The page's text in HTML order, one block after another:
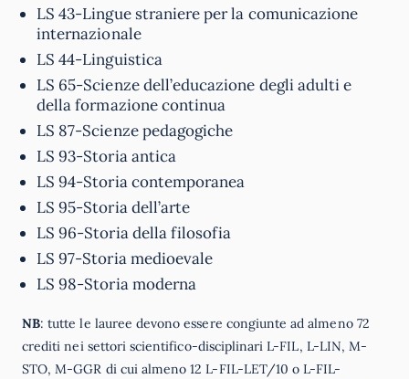
LS 43-Lingue straniere per la comunicazione
internazionale
LS 44-Linguistica
LS 65-Scienze dell’educazione degli adulti e
della formazione continua
LS 87-Scienze pedagogiche
LS 93-Storia antica
LS 94-Storia contemporanea
LS 95-Storia dell’arte
LS 96-Storia della filosofia
LS 97-Storia medioevale
LS 98-Storia moderna
NB: tutte le lauree devono essere congiunte ad almeno 72
crediti nei settori scientifico-disciplinari L-FIL, L-LIN, M-
STO, M-GGR di cui almeno 12 L-FIL-LET/10 o L-FIL-